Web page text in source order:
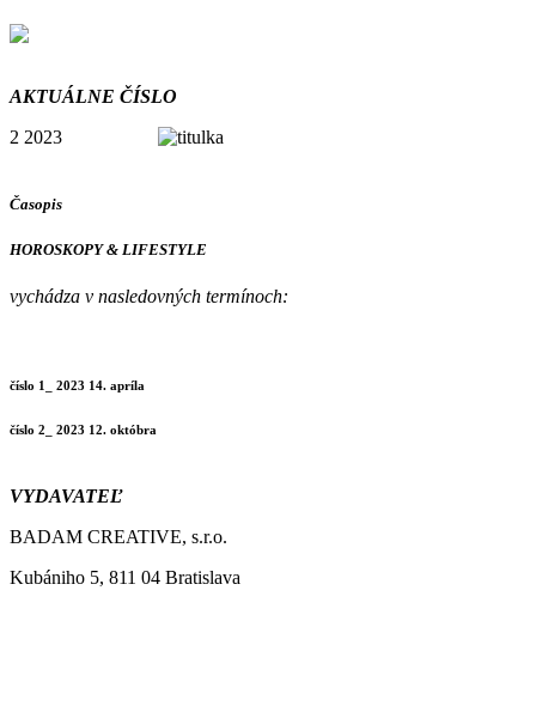
AKTUÁLNE ČÍSLO
2 2023
Časopis
HOROSKOPY & LIFESTYLE
vychádza v nasledovných termínoch:
číslo 1_ 2023 14. apríla
číslo 2_ 2023 12. októbra
VYDAVATEĽ
BADAM CREATIVE, s.r.o.
Kubániho 5, 811 04 Bratislava